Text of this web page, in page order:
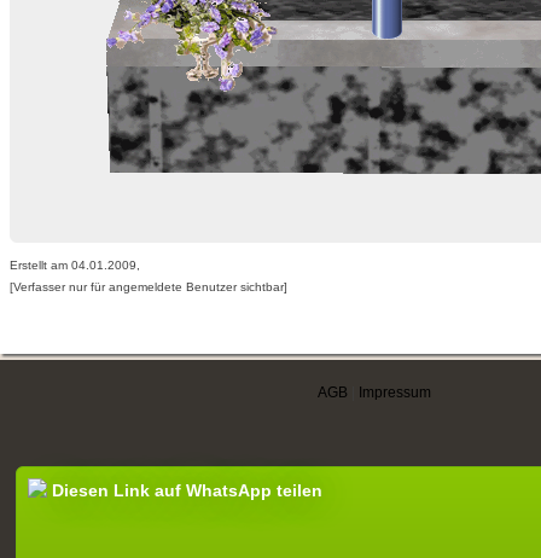
Erstellt am 04.01.2009,
[Verfasser nur für angemeldete Benutzer sichtbar]
AGB Impressum
Diesen Link auf WhatsApp teilen